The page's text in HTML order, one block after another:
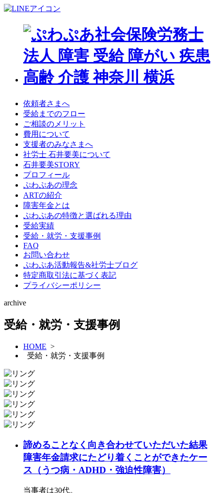
依頼者さまへ
受給までのフロー
ご相談のメリット
費用について
支援者のみなさまへ
社労士 石井要美について
石井要美STORY
プロフィール
ぷわぷあの理念
ARTの紹介
障害年金とは
ぷわぷあの特徴と選ばれる理由
受給実績
受給・就労・支援事例
FAQ
お問い合わせ
ぷわぷあ活動報告&社労士ブログ
特定商取引法に基づく表記
プライバシーポリシー
archive
受給・就労・支援事例
HOME >
受給・就労・支援事例
諦めることなく向き合わせていただいた結果
障害年金請求にたどり着くことができたケー
ス（うつ病・ADHD・強迫性障害）
当事者は30代。